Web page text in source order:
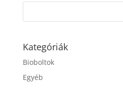
Kategóriák
Bioboltok
Egyéb